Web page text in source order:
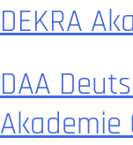
DEKRA
DAA
Akademie